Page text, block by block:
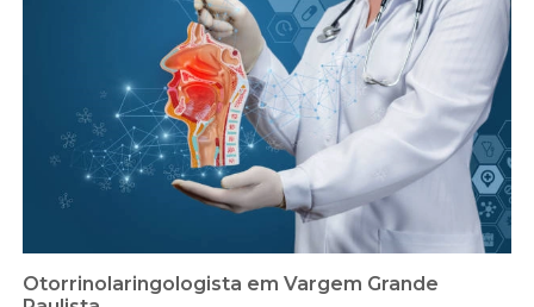
Otorrinolaringologista em Vargem Grande